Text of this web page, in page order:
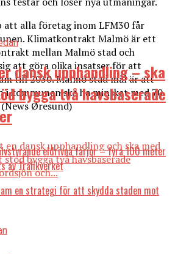
alla företag inom LFM30 får
Klimatkontrakt Malmö är ett
mellan Malmö stad och
att göra olika insatser för att
till 2030. Malmö stad mål är att
i kommunen ska ha minskat med 70
Øresund)
eldrivna färjor – fyra 100 meter
av Trafikverket
en strategi för att skydda staden mot
dansk upphandling – ska
bygga två havsbaserade
dansk upphandling och ska med
bygga två havsbaserade
och...